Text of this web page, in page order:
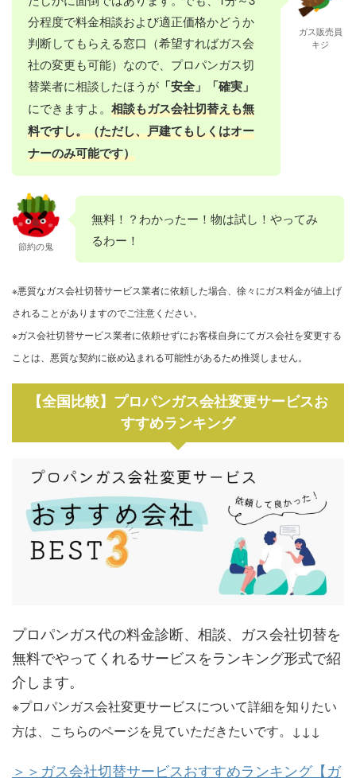
分程度で料金相談および適正価格かどうか
判断してもらえる窓口（希望すればガス会
社の変更も可能）なので、プロパンガス切
替業者に相談したほうが 「安全」「確実」
にできますよ。 相談もガス会社切替えも無
料ですし。（ただし、戸建てもしくはオー
ナーのみ可能です）
ガス販売員
キジ
節約の鬼
無料！？わかったー！物は試し！やってみ
るわー！
※悪質なガス会社切替サービス業者に依頼した場合、徐々にガス料金が値上げ
されることがありますのでご注意ください。
※ガス会社切替サービス業者に依頼せずにお客様自身にてガス会社を変更する
ことは、悪質な契約に嵌め込まれる可能性があるため推奨しません。
【全国比較】プロパンガス会社変更サービスお
すすめランキング
プロパンガス代の料金診断、相談、ガス会社切替を
無料でやってくれるサービスをランキング形式で紹
介します。
※プロパンガス会社変更サービスについて詳細を知りたい
方は、こちらのページを見ていただきたいです。↓↓↓
＞＞ガス会社切替サービスおすすめランキング【ガ